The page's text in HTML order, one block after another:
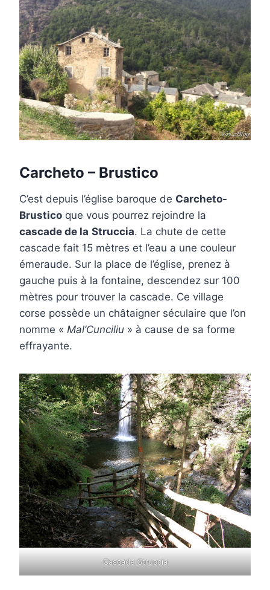
Carcheto – Brustico
C’est depuis l’église baroque de Carcheto-
Brustico que vous pourrez rejoindre la
cascade de la Struccia. La chute de cette
cascade fait 15 mètres et l’eau a une couleur
émeraude. Sur la place de l’église, prenez à
gauche puis à la fontaine, descendez sur 100
mètres pour trouver la cascade. Ce village
corse possède un châtaigner séculaire que l’on
nomme « Mal’Cunciliu » à cause de sa forme
effrayante.
Cascade Struccia